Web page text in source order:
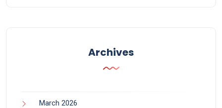
Archives
March 2026